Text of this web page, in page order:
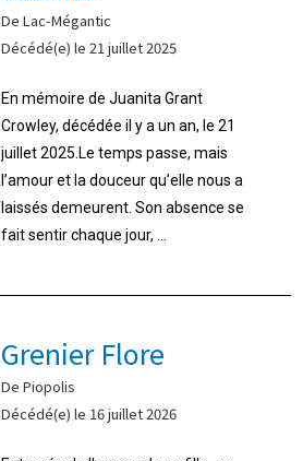
De Lac-Mégantic
Décédé(e) le 21 juillet 2025
En mémoire de Juanita Grant
Crowley, décédée il y a un an, le 21
juillet 2025.Le temps passe, mais
l’amour et la douceur qu’elle nous a
laissés demeurent. Son absence se
fait sentir chaque jour, ...
Grenier Flore
De Piopolis
Décédé(e) le 16 juillet 2026